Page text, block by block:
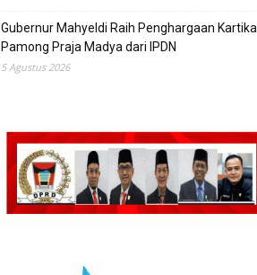
Gubernur Mahyeldi Raih Penghargaan Kartika
Pamong Praja Madya dari IPDN
5 Agustus 2026